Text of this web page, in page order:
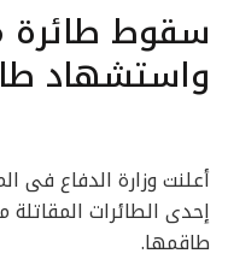
سقوط طائرة
واستشهاد
أعلنت وزارة الدفاع فى
طاقمها.